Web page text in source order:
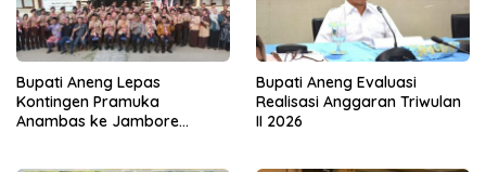
Bupati Aneng Lepas
Kontingen Pramuka
Anambas ke Jambore
Bupati Aneng Evaluasi
Realisasi Anggaran Triwulan
II 2026